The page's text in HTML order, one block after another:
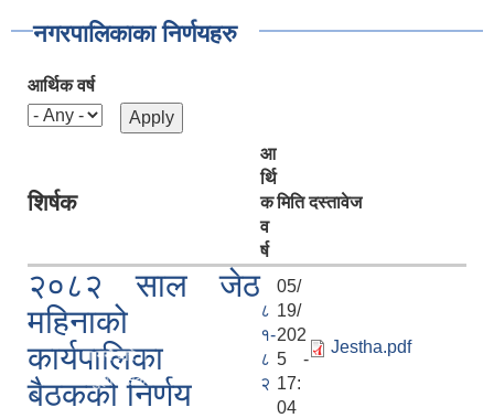
पेश गर्ने बारे ।
सुझाव संकलन सम्बन्धी सूचना ।
नगरपालिकाका निर्णयहरु
आर्थिक वर्ष
शिर्षक
आ
र्थि
क
व
र्ष
मिति दस्तावेज
२०८२ साल जेठ
महिनाको
कार्यपालिका
बैठकको निर्णय
८
१-
८
२
05/
19/
202
5 -
17:
04
Jestha.pdf